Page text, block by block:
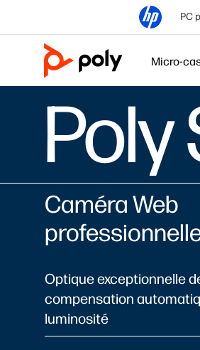
PC
Micro-
Poly
Caméra Web
Optique exceptionnelle
compensation
luminosité